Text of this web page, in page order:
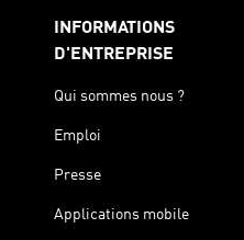
INFORMATIONS
D'ENTREPRISE
Qui sommes nous ?
Emploi
Presse
Applications mobile